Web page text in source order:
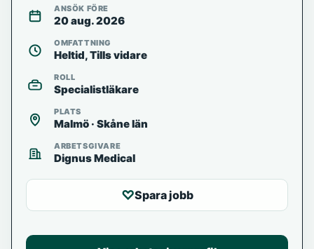
ANSÖK FÖRE
20 aug. 2026
OMFATTNING
Heltid, Tills vidare
ROLL
Specialistläkare
PLATS
Malmö · Skåne län
ARBETSGIVARE
Dignus Medical
♡Spara jobb